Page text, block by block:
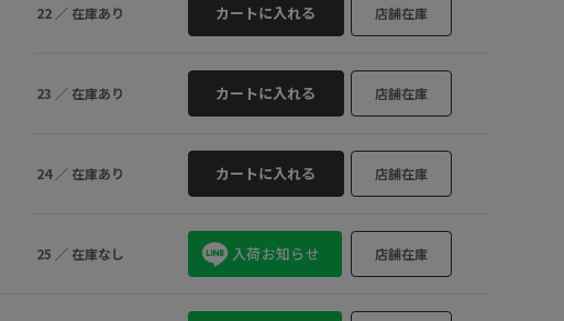
24× 25×
22 ／ 在庫あり カートに入れる 店舗在庫
23 ／ 在庫あり カートに入れる 店舗在庫
24 ／ 在庫あり カートに入れる 店舗在庫
25 ／ 在庫なし 入荷お知らせ 店舗在庫